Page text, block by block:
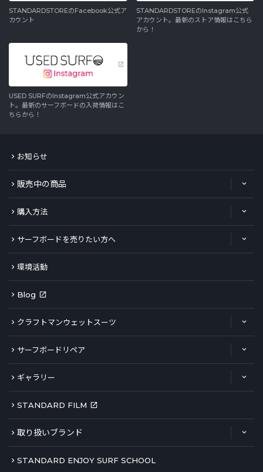
STANDARDSTOREのFacebook公式ア
カウント
STANDARDSTOREのInstagram公式
アカウント。最新のストア情報はこちら
から！
USED SURFのInstagram公式アカウン
ト。最新のサーフボードの入荷情報はこ
ちらから！
お知らせ
販売中の商品
購入方法
サーフボードを売りたい方へ
環境活動
Blog
クラフトマンウェットスーツ
サーフボードリペア
ギャラリー
STANDARD FILM
取り扱いブランド
STANDARD ENJOY SURF SCHOOL